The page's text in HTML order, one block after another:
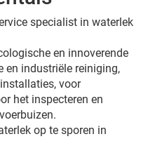
specialist in waterlek
en innoverende
en industriële reiniging,
voor
het inspecteren en
op te sporen in